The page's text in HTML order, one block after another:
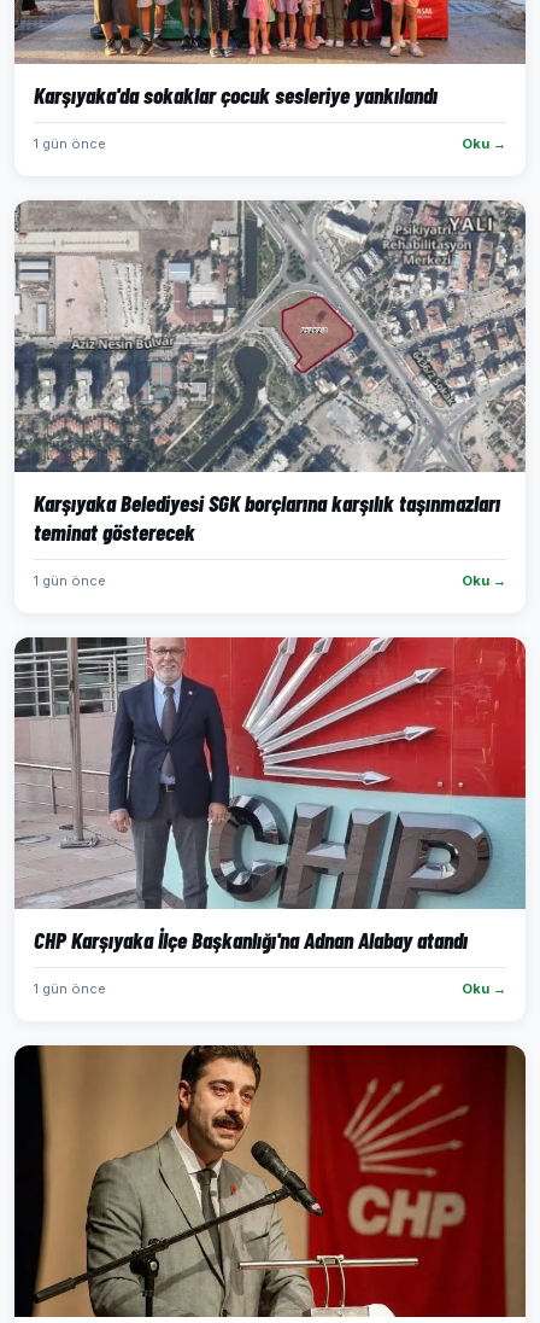
Karşıyaka'da sokaklar çocuk sesleriye yankılandı
1 gün önce Oku →
Karşıyaka Belediyesi SGK borçlarına karşılık taşınmazları
teminat gösterecek
1 gün önce Oku →
CHP Karşıyaka İlçe Başkanlığı'na Adnan Alabay atandı
1 gün önce Oku →